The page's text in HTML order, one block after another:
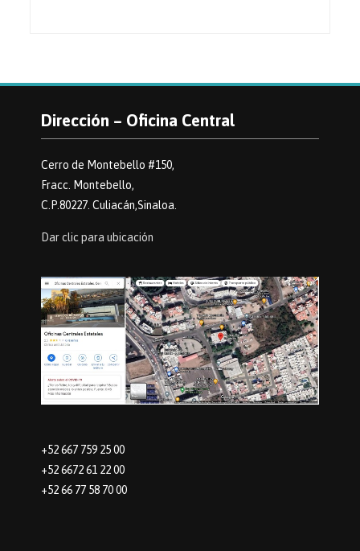
Dirección – Oficina Central
Cerro de Montebello #150,
Fracc. Montebello,
C.P.80227. Culiacán,Sinaloa.
Dar clic para ubicación
+52 667 759 25 00
+52 6672 61 22 00
+52 66 77 58 70 00